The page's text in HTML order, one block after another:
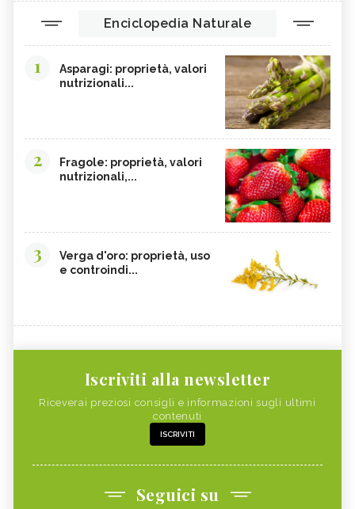
Enciclopedia Naturale
1
Asparagi: proprietà, valori
nutrizionali...
2
Fragole: proprietà, valori
nutrizionali,...
3
Verga d'oro: proprietà, uso
e controindi...
Iscriviti alla newsletter
Riceverai preziosi consigli e informazioni sugli ultimi
contenuti
ISCRIVITI
Seguici su